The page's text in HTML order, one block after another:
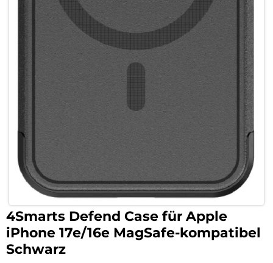
4Smarts Defend Case für Apple
iPhone 17e/16e MagSafe-kompatibel
Schwarz